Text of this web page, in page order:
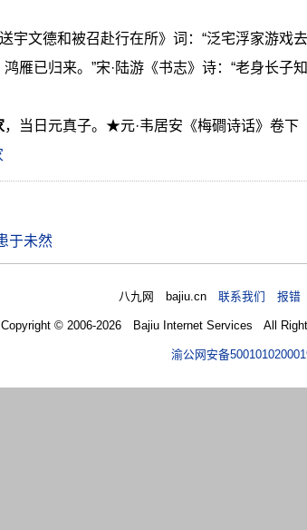
宇文德和被召赴行在所》词：“泛宅浮家游戏
雁已归来。”宋·陆游《书志》诗：“老身长子
，当日元真子。★元·韦居安《梅磵诗话》卷下
于未然
八九网 bajiu.cn联系我们 报错
Copyright © 2006-2026 Bajiu Internet Services All
渝公网安备